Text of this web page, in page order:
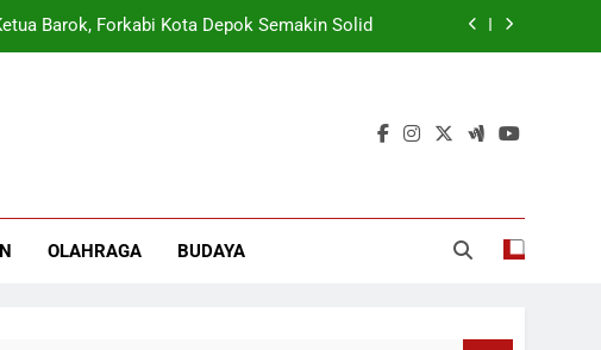
Barok, Forkabi Kota Depok Semakin Solid
OLAHRAGA BUDAYA